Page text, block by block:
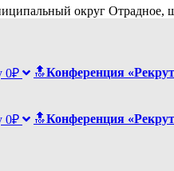
округ Отрадное,
0₽ 🔝Конференция
0₽ 🔝Конференция